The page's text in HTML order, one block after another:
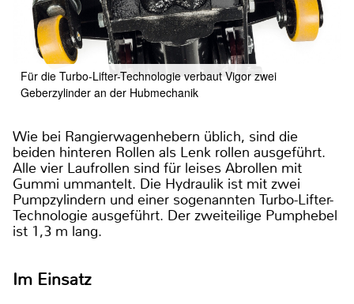
Für die Turbo-Lifter-Technologie verbaut Vigor zwei
Geberzylinder an der Hubmechanik
Wie bei Rangierwagenhebern üblich, sind die
beiden hinteren Rollen als Lenk rollen ausgeführt.
Alle vier Laufrollen sind für leises Abrollen mit
Gummi ummantelt. Die Hydraulik ist mit zwei
Pumpzylindern und einer sogenannten Turbo-Lifter-
Technologie ausgeführt. Der zweiteilige Pumphebel
ist 1,3 m lang.
Im Einsatz